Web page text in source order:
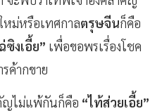
หม่หรือเทศกาลตรุษจีนก็คือ
ซิงเอี้ย” เพื่อขอพรเรื่องโชค
ค้ากขาย
ญไม่แพ้กันก็คือ “ไท้ส่วยเอี้ย”